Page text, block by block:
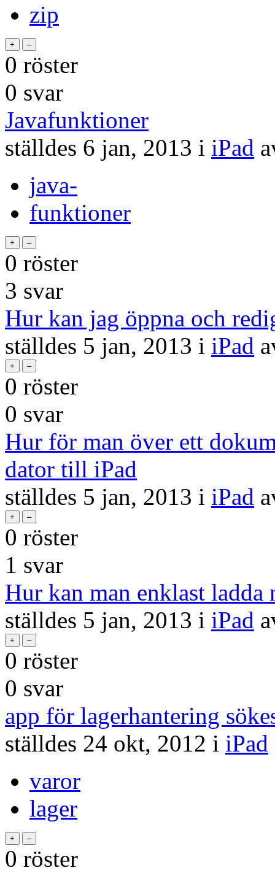
zip
0 röster
0 svar
Javafunktioner
ställdes 6 jan, 2013 i iPad
java-
funktioner
0 röster
3 svar
Hur kan jag öppna och
ställdes 5 jan, 2013 i iPad
0 röster
0 svar
Hur för man över ett
dator till iPad
ställdes 5 jan, 2013 i iPad
0 röster
1 svar
Hur kan man enklast ladda
ställdes 5 jan, 2013 i iPad
0 röster
0 svar
app för lagerhantering
ställdes 24 okt, 2012 i iPad
varor
lager
0 röster